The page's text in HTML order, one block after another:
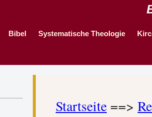
Bibel Systematische Theologie
Startseite ==>